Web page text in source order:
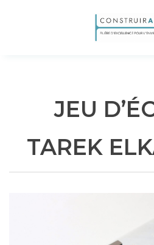
JEU
TAREK